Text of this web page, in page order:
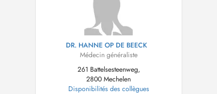
DR. HANNE OP DE BEECK
Médecin généraliste
261 Battelsesteenweg,
2800 Mechelen
Disponibilités des collègues